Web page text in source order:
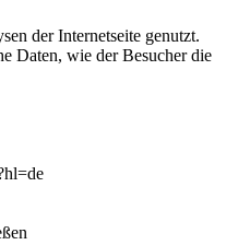
der Internetseite genutzt.
Daten, wie der Besucher die